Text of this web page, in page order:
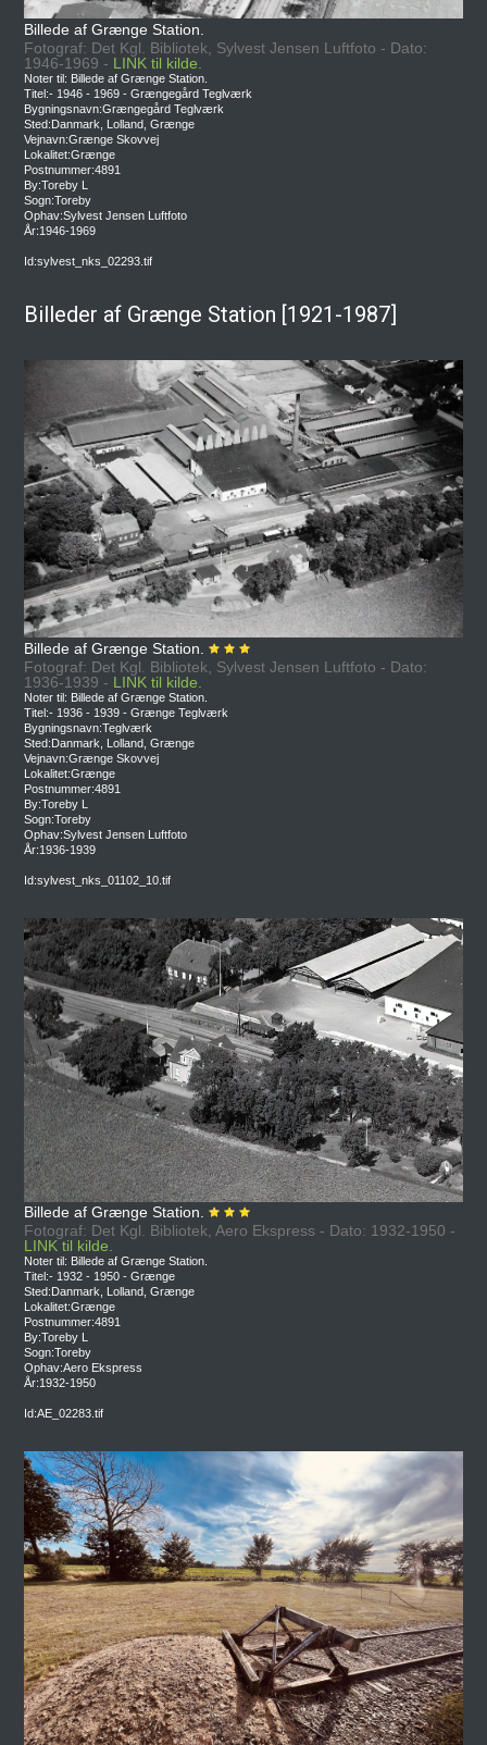
Billede af Grænge Station.
Fotograf: Det Kgl. Bibliotek, Sylvest Jensen Luftfoto - Dato:
1946-1969 - LINK til kilde.
Noter til: Billede af Grænge Station.
Titel:- 1946 - 1969 - Grængegård Teglværk
Bygningsnavn:Grængegård Teglværk
Sted:Danmark, Lolland, Grænge
Vejnavn:Grænge Skovvej
Lokalitet:Grænge
Postnummer:4891
By:Toreby L
Sogn:Toreby
Ophav:Sylvest Jensen Luftfoto
År:1946-1969
Id:sylvest_nks_02293.tif
Billeder af Grænge Station [1921-1987]
Billede af Grænge Station.
Fotograf: Det Kgl. Bibliotek, Sylvest Jensen Luftfoto - Dato:
1936-1939 - LINK til kilde.
Noter til: Billede af Grænge Station.
Titel:- 1936 - 1939 - Grænge Teglværk
Bygningsnavn:Teglværk
Sted:Danmark, Lolland, Grænge
Vejnavn:Grænge Skovvej
Lokalitet:Grænge
Postnummer:4891
By:Toreby L
Sogn:Toreby
Ophav:Sylvest Jensen Luftfoto
År:1936-1939
Id:sylvest_nks_01102_10.tif
Billede af Grænge Station.
Fotograf: Det Kgl. Bibliotek, Aero Ekspress - Dato: 1932-1950 -
LINK til kilde.
Noter til: Billede af Grænge Station.
Titel:- 1932 - 1950 - Grænge
Sted:Danmark, Lolland, Grænge
Lokalitet:Grænge
Postnummer:4891
By:Toreby L
Sogn:Toreby
Ophav:Aero Ekspress
År:1932-1950
Id:AE_02283.tif